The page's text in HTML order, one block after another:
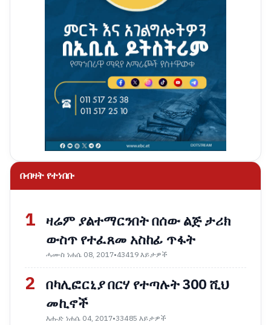
በብዛት የተነበቡ
1 ዛሬም ያልተማርንበት በሰው ልጅ ታሪክ
ውስጥ የተፈጸመ አስከፊ ጥፋት
ሓሙስ ነሐሴ 08, 2017•43419 እይታዎች
2 በካሊፎርኒያ በርሃ የተጣሉት 300 ሺህ
መኪኖች
እሑድ ነሐሴ 04, 2017•33485 እይታዎች